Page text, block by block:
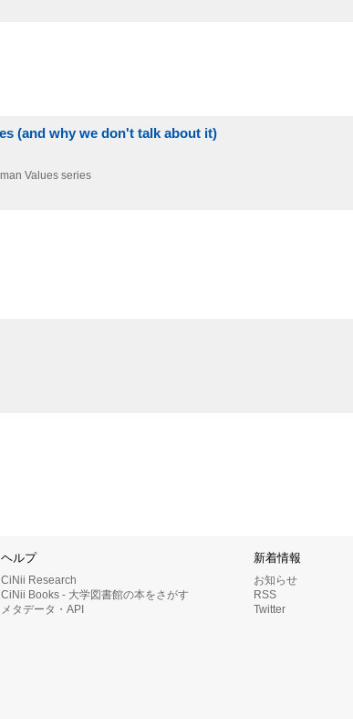
(and why we don't talk about it)
Values series
ヘルプ
CiNii Research
CiNii Books - 大学図書館の本をさがす
メタデータ・API
新着情報
お知らせ
RSS
Twitter